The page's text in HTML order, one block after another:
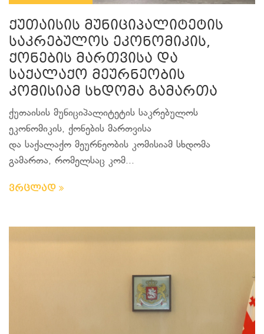
ქუთაისის მუნიციპალიტეტის
საკრებულოს ეკონომიკის,
ქონების მართვისა და
საქალაქო მეურნეობის
კომისიამ სხდომა გამართა
ქუთაისის მუნიციპალიტეტის საკრებულოს
ეკონომიკის, ქონების მართვისა
და საქალაქო მეურნეობის კომისიამ სხდომა
გამართა, რომელსაც კომ...
ვრცლად